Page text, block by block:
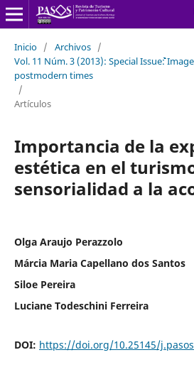
Inicio / Archivos /
Vol. 11 Núm. 3 (2013): Special
postmodern times
/
Artículos
Importancia de la
estética en el
sensorialidad a la
Olga Araujo Perazzolo
Márcia Maria Capellano dos Santos
Siloe Pereira
Luciane Todeschini Ferreira
DOI: https://doi.org/10.25145/